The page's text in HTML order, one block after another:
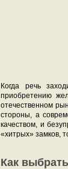
Когда речь
приобретению
отечественном
стороны, а
качеством, и
«хитрых» замков,
Как